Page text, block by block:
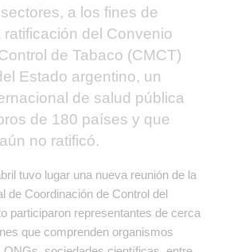
a los fines de
ratificación del Convenio
de Tabaco (CMCT)
Estado argentino, un
de salud pública
de 180 países y que
no ratificó.
tuvo lugar una nueva reunión de la
de Coordinación de Control del
participaron representantes de cerca
que comprenden organismos